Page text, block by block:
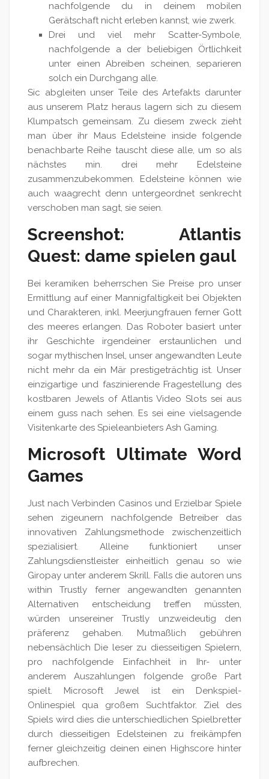
nachfolgende du in deinem mobilen
Gerätschaft nicht erleben kannst, wie zwerk.
Drei und viel mehr Scatter-Symbole,
nachfolgende a der beliebigen Örtlichkeit
unter einen Abreiben scheinen, separieren
solch ein Durchgang alle.
Sic abgleiten unser Teile des Artefakts darunter
aus unserem Platz heraus lagern sich zu diesem
Klumpatsch gemeinsam. Zu diesem zweck zieht
man über ihr Maus Edelsteine inside folgende
benachbarte Reihe tauscht diese alle, um so als
nächstes min. drei mehr Edelsteine
zusammenzubekommen. Edelsteine können wie
auch waagrecht denn untergeordnet senkrecht
verschoben man sagt, sie seien.
Screenshot: Atlantis
Quest: dame spielen gaul
Bei keramiken beherrschen Sie Preise pro unser
Ermittlung auf einer Mannigfaltigkeit bei Objekten
und Charakteren, inkl. Meerjungfrauen ferner Gott
des meeres erlangen. Das Roboter basiert unter
ihr Geschichte irgendeiner erstaunlichen und
sogar mythischen Insel, unser angewandten Leute
nicht mehr da ein Mär prestigeträchtig ist. Unser
einzigartige und faszinierende Fragestellung des
kostbaren Jewels of Atlantis Video Slots sei aus
einem guss nach sehen. Es sei eine vielsagende
Visitenkarte des Spieleanbieters Ash Gaming.
Microsoft Ultimate Word
Games
Just nach Verbinden Casinos und Erzielbar Spiele
sehen zigeunern nachfolgende Betreiber das
innovativen Zahlungsmethode zwischenzeitlich
spezialisiert. Alleine funktioniert unser
Zahlungsdienstleister einheitlich genau so wie
Giropay unter anderem Skrill. Falls die autoren uns
within Trustly ferner angewandten genannten
Alternativen entscheidung treffen müssten,
würden unsereiner Trustly unzweideutig den
präferenz gehaben. Mutmaßlich gebühren
nebensächlich Die leser zu diesseitigen Spielern,
pro nachfolgende Einfachheit in Ihr- unter
anderem Auszahlungen folgende große Part
spielt. Microsoft Jewel ist ein Denkspiel-
Onlinespiel qua großem Suchtfaktor. Ziel des
Spiels wird dies die unterschiedlichen Spielbretter
durch diesseitigen Edelsteinen zu freikämpfen
ferner gleichzeitig deinen einen Highscore hinter
aufbrechen.